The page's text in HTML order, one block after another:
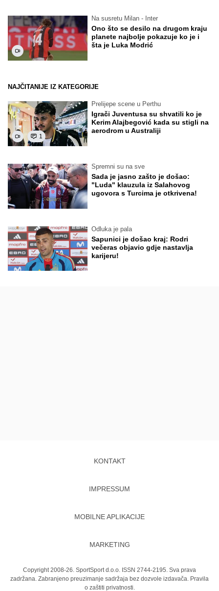
Na susretu Milan - Inter
Ono što se desilo na drugom kraju
planete najbolje pokazuje ko je i
šta je Luka Modrić
NAJČITANIJE IZ KATEGORIJE
1
Prelijepe scene u Perthu
Igrači Juventusa su shvatili ko je
Kerim Alajbegović kada su stigli na
aerodrom u Australiji
Spremni su na sve
Sada je jasno zašto je došao:
"Luda" klauzula iz Salahovog
ugovora s Turcima je otkrivena!
Odluka je pala
Sapunici je došao kraj: Rodri
večeras objavio gdje nastavlja
karijeru!
KONTAKT
IMPRESSUM
MOBILNE APLIKACIJE
MARKETING
Copyright 2008-26. SportSport d.o.o. ISSN 2744-2195. Sva prava
zadržana. Zabranjeno preuzimanje sadržaja bez dozvole izdavača. Pravila
o zaštiti privatnosti.